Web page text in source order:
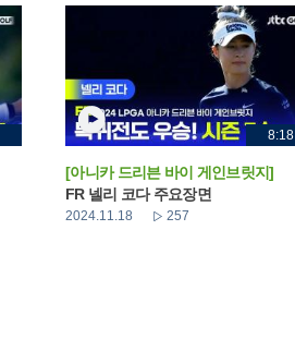
8:18
[아니카 드리븐 바이 게인브릿지]
FR 넬리 코다 주요장면
2024.11.18 257